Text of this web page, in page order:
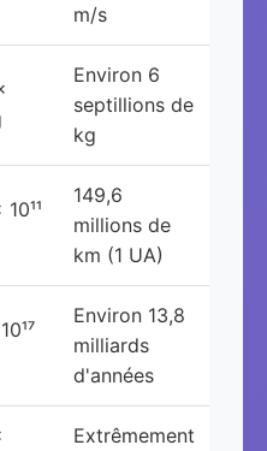
m/s
Environ 6
septillions de
kg
149,6
millions de
km (1 UA)
Environ 13,8
milliards
d'années
Extrêmement